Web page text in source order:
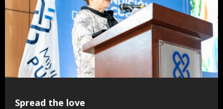
Spread the love